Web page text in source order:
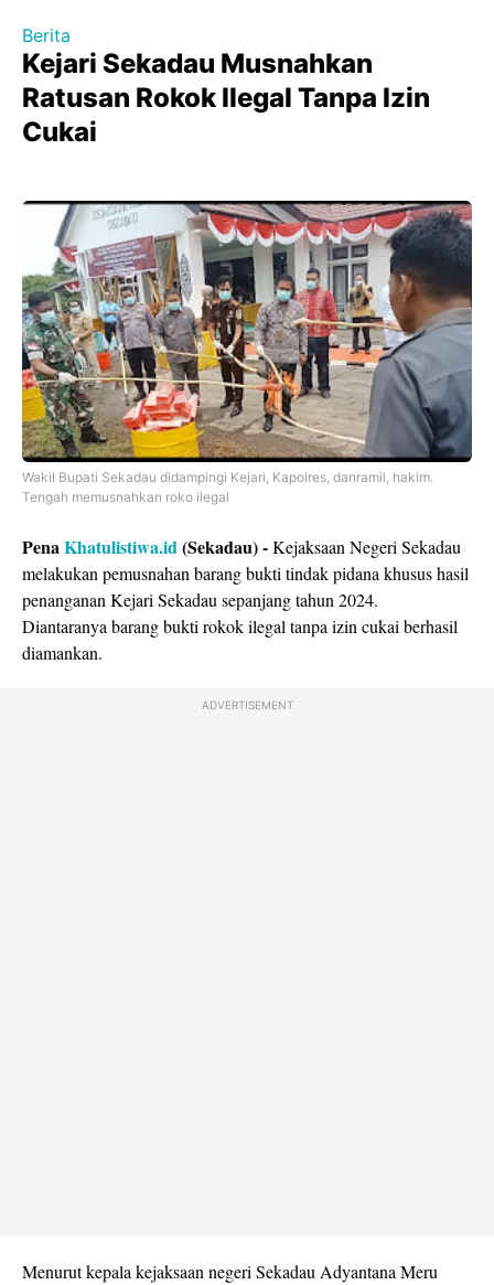
Berita
Kejari Sekadau Musnahkan
Ratusan Rokok Ilegal Tanpa Izin
Cukai
Wakil Bupati Sekadau didampingi Kejari, Kapolres, danramil, hakim.
Tengah memusnahkan roko ilegal
PenaKhatulistiwa.id(Sekadau) -Kejaksaan Negeri Sekadau
melakukan pemusnahan barang bukti tindak pidana khusus hasil
penanganan Kejari Sekadau sepanjang tahun 2024.
Diantaranya barang bukti rokok ilegal tanpa izin cukai berhasil
diamankan.
ADVERTISEMENT
Menurut kepala kejaksaan negeri Sekadau Adyantana Meru